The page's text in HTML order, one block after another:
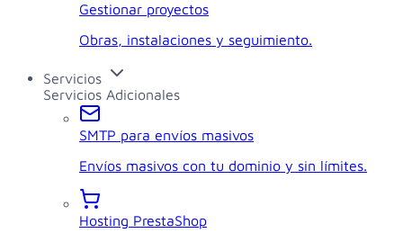
Gestionar proyectos
Obras, instalaciones y seguimiento.
Servicios
Servicios Adicionales
SMTP para envíos masivos
Envíos masivos con tu dominio y sin límites.
Hosting PrestaShop